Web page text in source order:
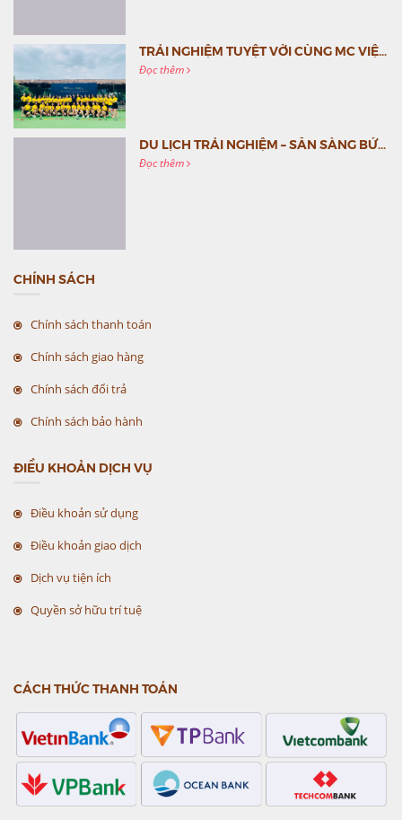
TRẢI NGHIỆM TUYỆT VỜI CÙNG MC VIỆT NAM
Đọc thêm
DU LỊCH TRẢI NGHIỆM – SẴN SÀNG BỨT PHÁ CÙNG MC VIỆT NAM
Đọc thêm
CHÍNH SÁCH
Chính sách thanh toán
Chính sách giao hàng
Chính sách đổi trả
Chính sách bảo hành
ĐIỀU KHOẢN DỊCH VỤ
Điều khoản sử dụng
Điều khoản giao dịch
Dịch vụ tiện ích
Quyền sở hữu trí tuệ
CÁCH THỨC THANH TOÁN